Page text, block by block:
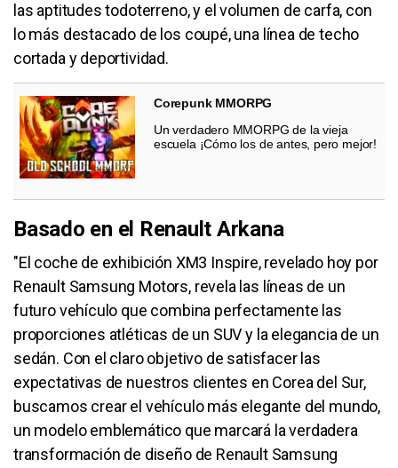
las aptitudes todoterreno, y el volumen de carfa, con
lo más destacado de los coupé, una línea de techo
cortada y deportividad.
Corepunk MMORPG
Un verdadero MMORPG de la vieja
escuela ¡Cómo los de antes, pero mejor!
Basado en el Renault Arkana
"El coche de exhibición XM3 Inspire, revelado hoy por
Renault Samsung Motors, revela las líneas de un
futuro vehículo que combina perfectamente las
proporciones atléticas de un SUV y la elegancia de un
sedán. Con el claro objetivo de satisfacer las
expectativas de nuestros clientes en Corea del Sur,
buscamos crear el vehículo más elegante del mundo,
un modelo emblemático que marcará la verdadera
transformación de diseño de Renault Samsung